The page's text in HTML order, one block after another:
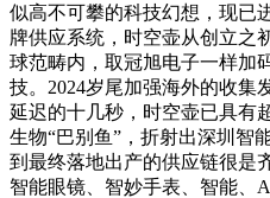
似高不可攀的科技幻想，现已
牌供应系统，时空壶从创立之
球范畴内，取冠旭电子一样加
技。2024岁尾加强海外的收集
延迟的十几秒，时空壶已具有
生物“巴别鱼”，折射出深圳智
到最终落地出产的供应链很是
智能眼镜、智妙手表、智能、